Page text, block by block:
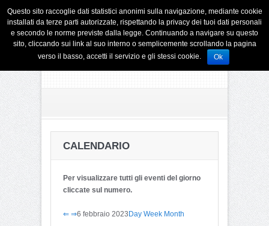
CALENDARIO
Per visualizzare tutti gli eventi del giorno
cliccate sul numero.
⇐ ⇒6 febbraio 2023Day Week Month
Questo sito raccoglie dati statistici anonimi sulla navigazione, mediante cookie
installati da terze parti autorizzate, rispettando la privacy dei tuoi dati personali
e secondo le norme previste dalla legge. Continuando a navigare su questo
sito, cliccando sui link al suo interno o semplicemente scrollando la pagina
verso il basso, accetti il servizio e gli stessi cookie.
Ok